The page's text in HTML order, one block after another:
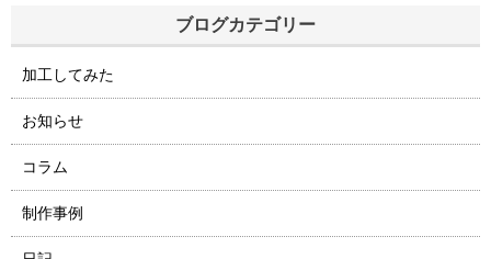
ブログカテゴリー
加工してみた
お知らせ
コラム
制作事例